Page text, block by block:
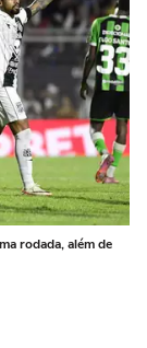
rodada, além de